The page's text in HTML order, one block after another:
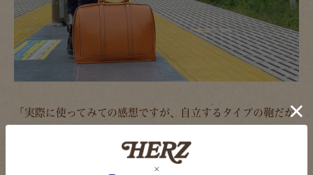
「実際に使ってみての感想ですが、自立するタイプの鞄だか
の待ち時間などでホームにドサっと置くだけで旅人気分？が